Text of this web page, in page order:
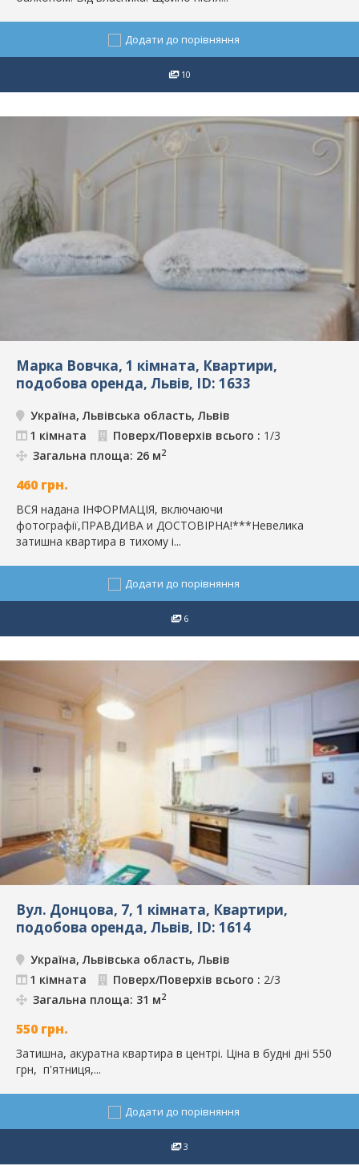
Додати до порівняння
10
Марка Вовчка, 1 кімната, Квартири,
подобова оренда, Львів, ID: 1633
Україна, Львівська область, Львів
1 кімната
Поверх/Поверхів всього : 1/3
Загальна площа: 26 м2
460 грн.
ВСЯ надана ІНФОРМАЦІЯ, включаючи
фотографії,ПРАВДИВА и ДОСТОВІРНА!***Невелика
затишна квартира в тихому і...
Додати до порівняння
6
Вул. Донцова, 7, 1 кімната, Квартири,
подобова оренда, Львів, ID: 1614
Україна, Львівська область, Львів
1 кімната
Поверх/Поверхів всього : 2/3
Загальна площа: 31 м2
550 грн.
Затишна, акуратна квартира в центрі. Ціна в будні дні 550
грн, п'ятниця,...
Додати до порівняння
3